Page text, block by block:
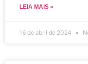
LEIA MAIS »
16 de abril de 2024